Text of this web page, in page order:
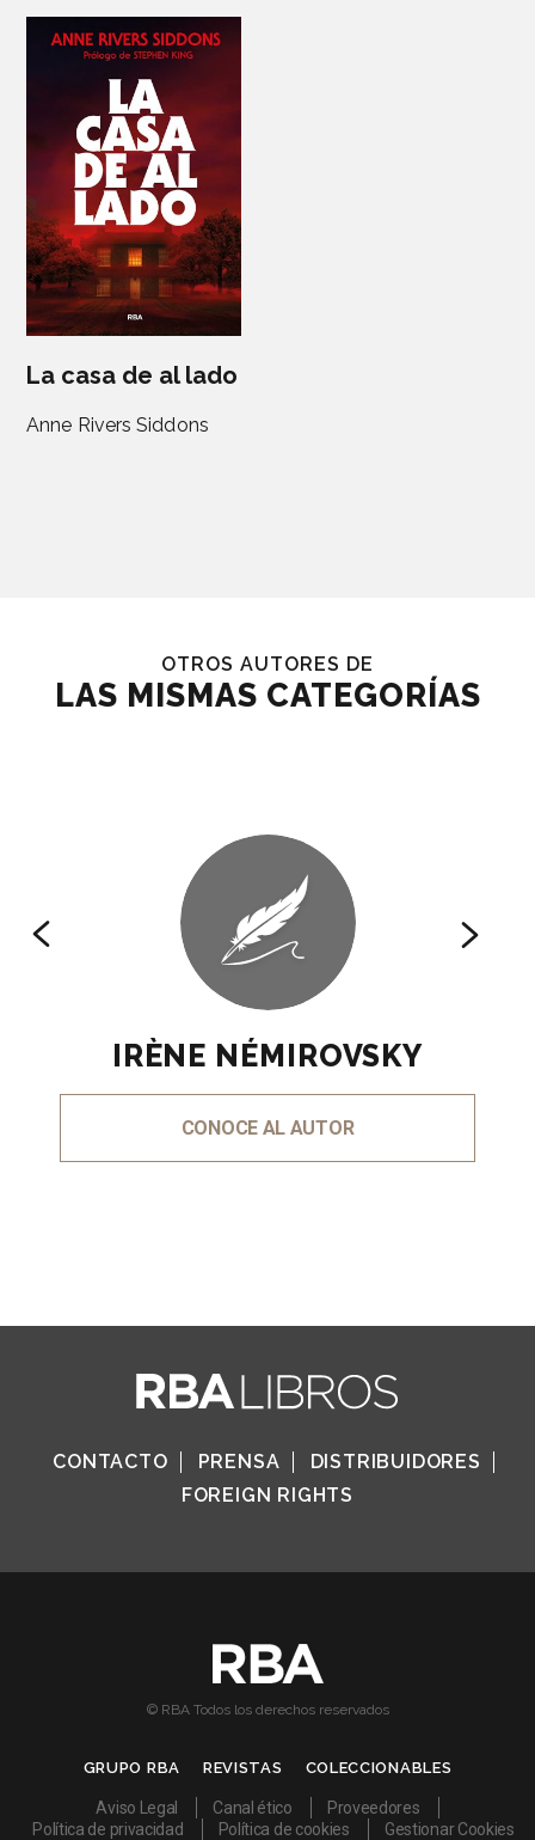
La casa de al lado
Anne Rivers Siddons
OTROS AUTORES DE
LAS MISMAS CATEGORÍAS
IRÈNE NÉMIROVSKY
CONOCE AL AUTOR
CONTACTO PRENSA
DISTRIBUIDORES
FOREIGN RIGHTS
© RBA Todos los derechos reservados
GRUPO RBA REVISTAS COLECCIONABLES
Aviso Legal Canal ético
Proveedores
Política de privacidad
Política de cookies Gestionar Cookies